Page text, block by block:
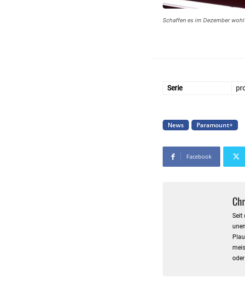
Schaffen es im Dezember
Serie
News Paramount+
Facebook
Seit